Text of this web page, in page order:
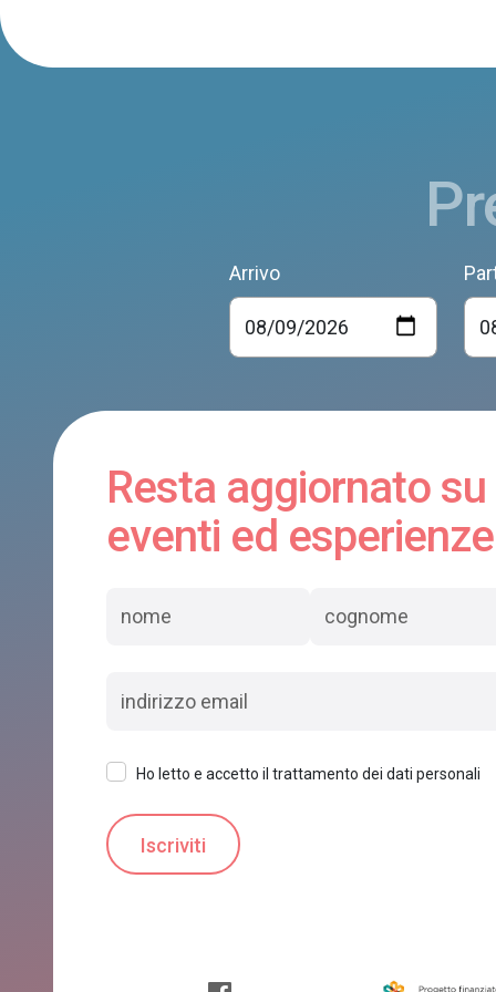
Arrivo
Resta aggiornato su
eventi ed esperienze
Ho letto e accetto il trattamento dei dati personali